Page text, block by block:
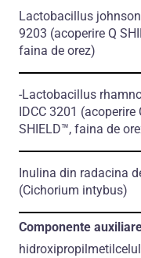
Lactobacillus
9203 (аcoperire Q
faina de orez)
-Lactobacillus
IDCC 3201 (аcoperire
SHIELD™, faina de
Inulina din radacina
(Cichorium intybus)
Сomponente